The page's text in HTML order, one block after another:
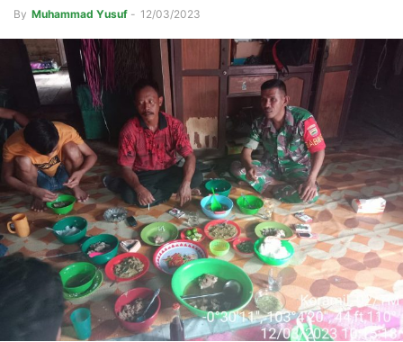
By Muhammad Yusuf - 12/03/2023